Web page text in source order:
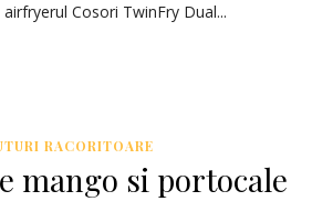
Cosori TwinFry Dual...
RACORITOARE
mango si portocale